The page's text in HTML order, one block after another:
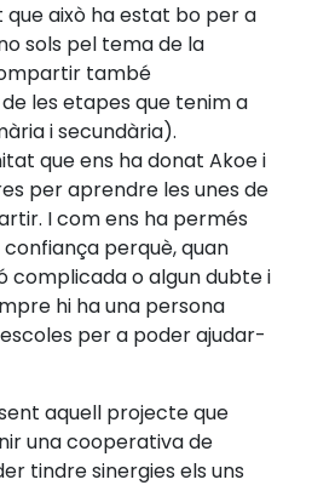
això ha estat bo per a
sols pel tema de la
també
les etapes que tenim a
i secundària).
que ens ha donat Akoe i
per aprendre les unes de
I com ens ha permés
perquè, quan
complicada o algun dubte i
hi ha una persona
per a poder ajudar-
aquell projecte que
una cooperativa de
tindre sinergies els uns